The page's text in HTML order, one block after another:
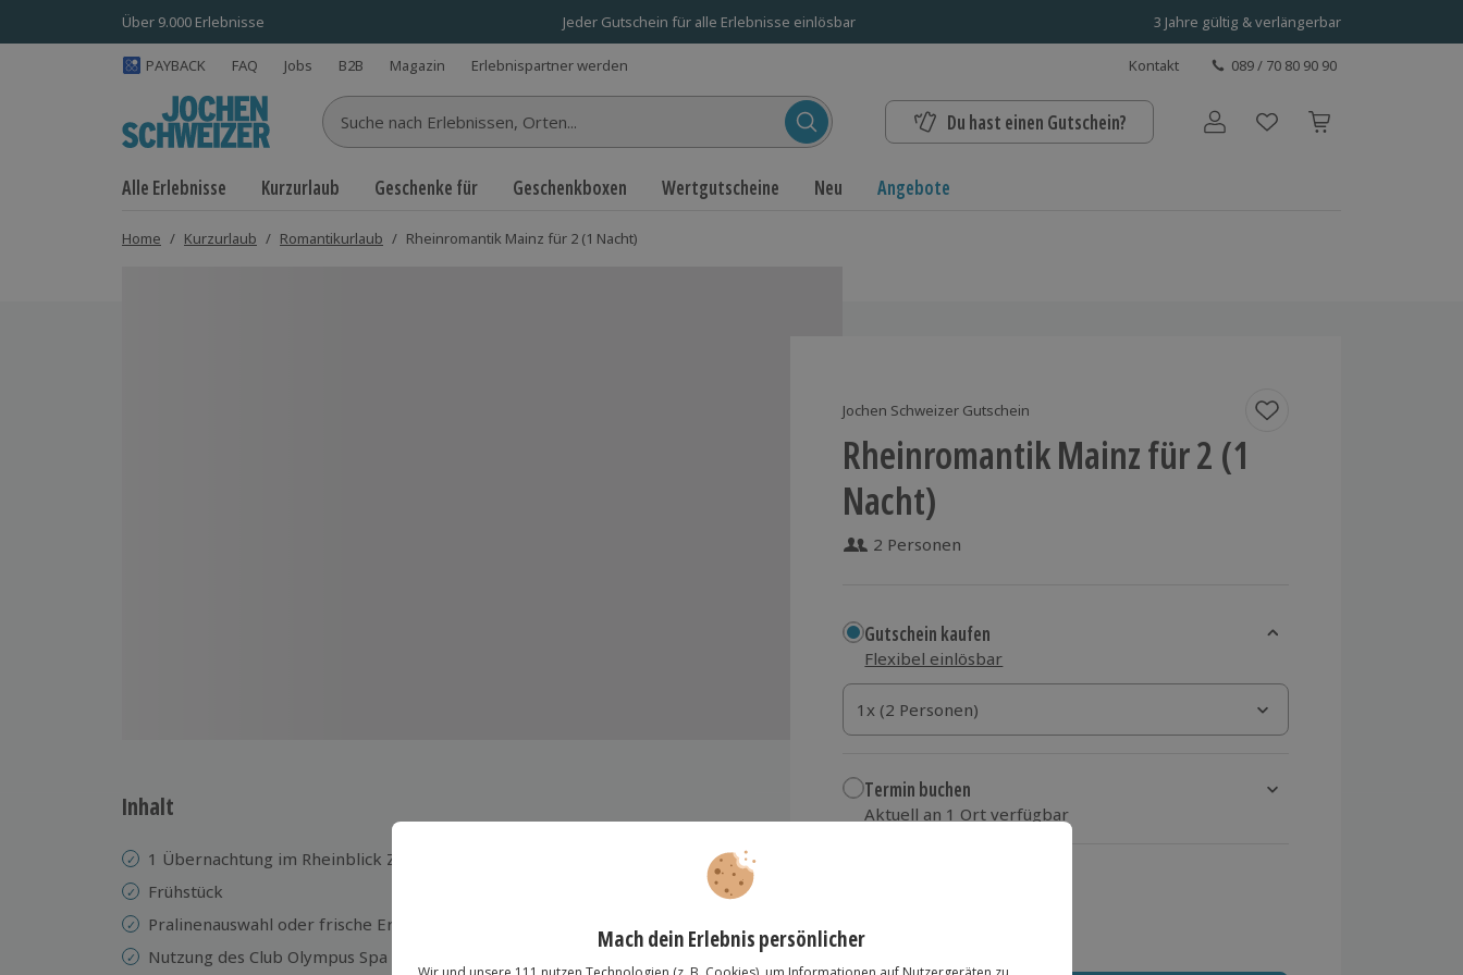
Über 9.000 Erlebnisse Jeder Gutschein für alle Erlebnisse einlösbar 3 Jahre gültig & verlängerbar
PAYBACK FAQ Jobs B2B Magazin Erlebnispartner werden Kontakt 089 / 70 80 90 90
Suche nach Erlebnissen... Du hast einen Gutschein? Benutzerkonto
Alle Erlebnisse Kurzurlaub Geschenke für Geschenkboxen Wertgutscheine Neu Angebote
Home / Kurzurlaub / Romantikurlaub / Rheinromantik Mainz für 2 (1 Nacht)
Jochen Schweizer Gutschein
Rheinromantik Mainz für 2 (1
Nacht)
2 Personen
Gutschein kaufen
Flexibel einlösbar
1x (2 Personen)
1x (2 Personen)
1x (2 Personen)
Termin buchen
Aktuell an 1 Ort verfügbar
zzgl. Versand
Inhalt
1 Übernachtung im Rheinblick Zimmer im Hyatt Regency Mainz
Frühstück
Pralinenauswahl oder frische Erdbeeren und 1 Flasche Sekt
Nutzung des Club Olympus Spa & Fitness